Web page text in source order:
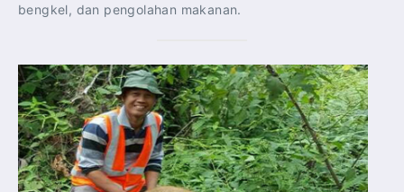
bengkel, dan pengolahan makanan.